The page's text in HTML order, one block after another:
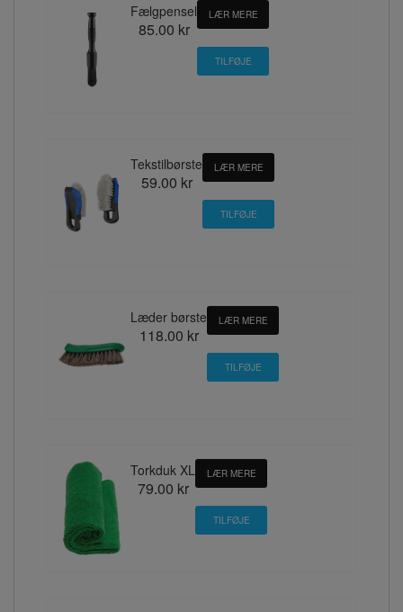
Fælgpensel
85.00 kr
LÆR MERE
Tekstilbørste
59.00 kr
LÆR MERE
Læder børste
118.00 kr
LÆR MERE
Torkduk XL
79.00 kr
LÆR MERE